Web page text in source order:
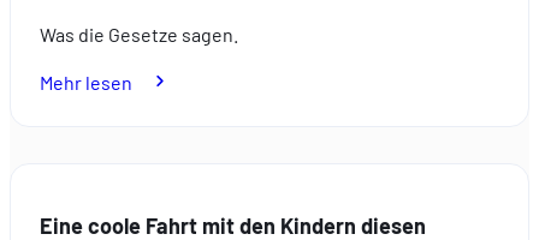
Was die Gesetze sagen.
Mehr lesen
in
Eine coole Fahrt mit den Kindern diesen